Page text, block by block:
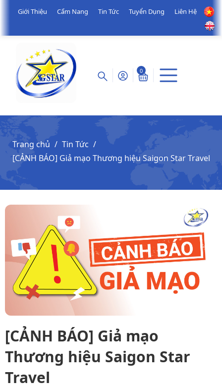
Giới Thiệu Cẩm Nang Tin Tức Tuyển Dụng Liên Hệ
0
Trang chủ
Tin Tức
[CẢNH BÁO] Giả mạo Thương hiệu Saigon Star Travel
[CẢNH BÁO] Giả mạo
Thương hiệu Saigon Star
Travel